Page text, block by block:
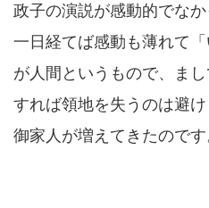
政子の演説が感動的でなか
一日経てば感動も薄れて
が人間というもので、ま
すれば領地を失うのは避
御家人が増えてきたのです